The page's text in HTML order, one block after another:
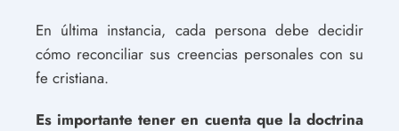
En última instancia, cada persona debe decidir
cómo reconciliar sus creencias personales con su
fe cristiana.
Es importante tener en cuenta que la doctrina